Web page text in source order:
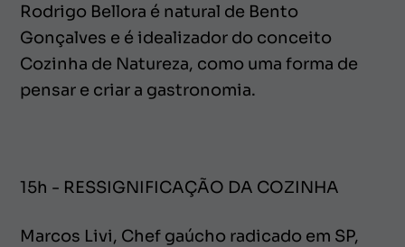
Rodrigo Bellora é natural de Bento
Gonçalves e é idealizador do conceito
Cozinha de Natureza, como uma forma de
pensar e criar a gastronomia.
15h - RESSIGNIFICAÇÃO DA COZINHA
Marcos Livi, Chef gaúcho radicado em SP,